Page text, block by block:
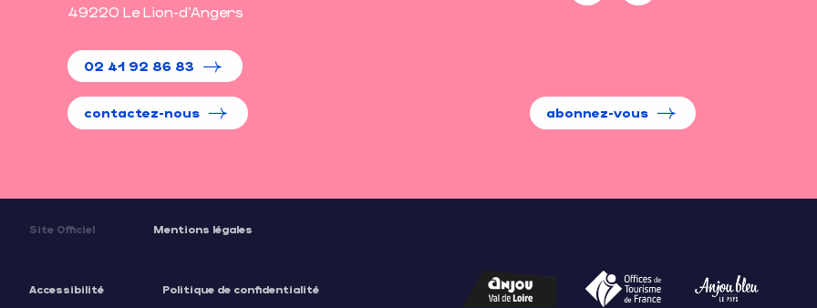
49220 Le Lion-d'Angers
02 41 92 86 83
contactez-nous abonnez-vous
Site Officiel Mentions légales
Accessibilité Politique de confidentialité